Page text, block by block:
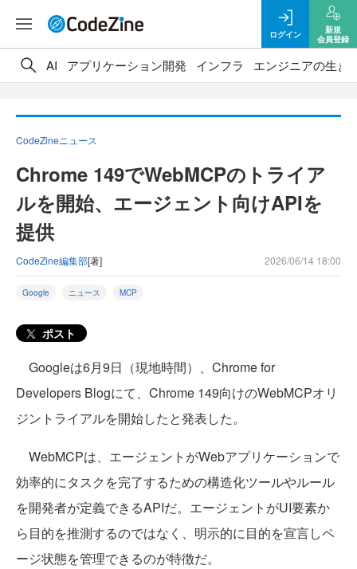
ログイン
新規
会員登録
AI アプリケーション開発 インフラ エンジニアの生き
CodeZineニュース
Chrome 149でWebMCPのトライア
ルを開始、エージェント向けAPIを
提供
CodeZine編集部[著] 2026/06/14 18:00
Google ニュース MCP
ポスト
Googleは6月9日（現地時間）、Chrome for
Developers Blogにて、Chrome 149向けのWebMCPオリ
ジントライアルを開始したと発表した。
WebMCPは、エージェントがWebアプリケーションで
効率的にタスクを完了するための構造化ツールやルール
を開発者が定義できるAPIだ。エージェントがUI要素か
ら目的を推測するのではなく、明示的に目的を宣言しペ
ージ状態を管理できるのが特徴だ。